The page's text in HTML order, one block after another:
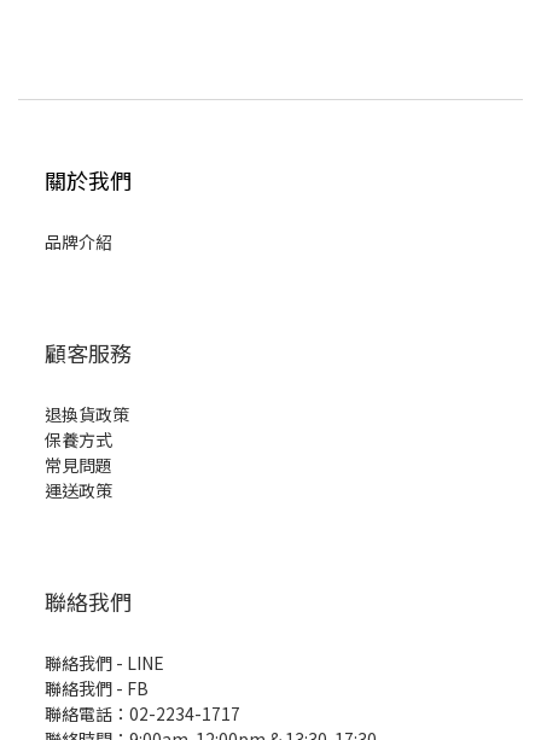
關於我們
品牌介紹
顧客服務
退換貨政策
保養方式
常見問題
運送政策
聯絡我們
聯絡我們 - LINE
聯絡我們 - FB
聯絡電話：02-2234-1717